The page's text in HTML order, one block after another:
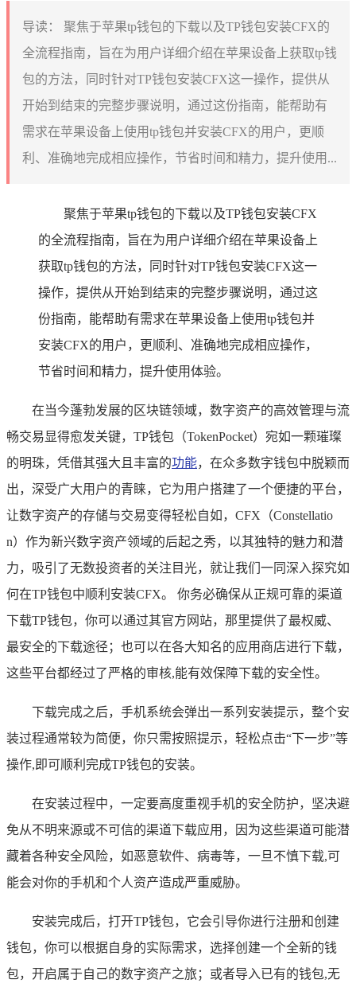
导读：
聚焦于苹果tp钱包的下载以及TP钱包安装CFX的
全流程指南，旨在为用户详细介绍在苹果设备上获取tp钱
包的方法，同时针对TP钱包安装CFX这一操作，提供从
开始到结束的完整步骤说明，通过这份指南，能帮助有
需求在苹果设备上使用tp钱包并安装CFX的用户，更顺
利、准确地完成相应操作，节省时间和精力，提升使用...
聚焦于苹果tp钱包的下载以及TP钱包安装CFX
的全流程指南，旨在为用户详细介绍在苹果设备上
获取tp钱包的方法，同时针对TP钱包安装CFX这一
操作，提供从开始到结束的完整步骤说明，通过这
份指南，能帮助有需求在苹果设备上使用tp钱包并
安装CFX的用户，更顺利、准确地完成相应操作，
节省时间和精力，提升使用体验。
在当今蓬勃发展的区块链领域，数字资产的高效管理与流
畅交易显得愈发关键，TP钱包（TokenPocket）宛如一颗璀璨
的明珠，凭借其强大且丰富的功能，在众多数字钱包中脱颖而
出，深受广大用户的青睐，它为用户搭建了一个便捷的平台，
让数字资产的存储与交易变得轻松自如，CFX（Constellatio
n）作为新兴数字资产领域的后起之秀，以其独特的魅力和潜
力，吸引了无数投资者的关注目光，就让我们一同深入探究如
何在TP钱包中顺利安装CFX。 你务必确保从正规可靠的渠道
下载TP钱包，你可以通过其官方网站，那里提供了最权威、
最安全的下载途径；也可以在各大知名的应用商店进行下载，
这些平台都经过了严格的审核,能有效保障下载的安全性。
下载完成之后，手机系统会弹出一系列安装提示，整个安
装过程通常较为简便，你只需按照提示，轻松点击“下一步”等
操作,即可顺利完成TP钱包的安装。
在安装过程中，一定要高度重视手机的安全防护，坚决避
免从不明来源或不可信的渠道下载应用，因为这些渠道可能潜
藏着各种安全风险，如恶意软件、病毒等，一旦不慎下载,可
能会对你的手机和个人资产造成严重威胁。
安装完成后，打开TP钱包，它会引导你进行注册和创建
钱包，你可以根据自身的实际需求，选择创建一个全新的钱
包，开启属于自己的数字资产之旅；或者导入已有的钱包,无